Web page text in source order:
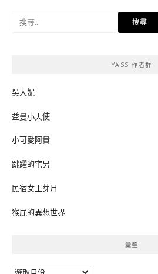
YASS 作者群
吳大妮
益曼小天使
小可愛阿貴
跳躍的宅男
民宿女王芽月
猴屁的異想世界
彙整
彙